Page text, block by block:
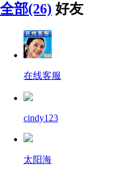
全部(26) 好友
在线客服
cindy123
太阳海